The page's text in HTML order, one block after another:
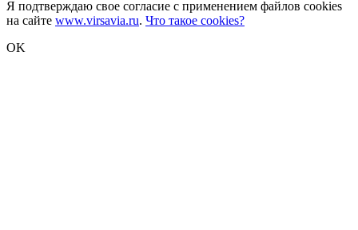
Я подтверждаю свое согласие с применением файлов cookies
на сайте www.virsavia.ru. Что такое cookies?
OK